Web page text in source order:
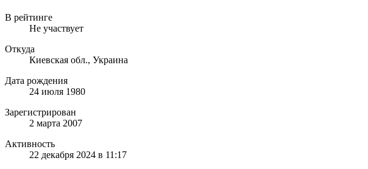
В рейтинге
Не участвует
Откуда
Киевская обл., Украина
Дата рождения
24 июля 1980
Зарегистрирован
2 марта 2007
Активность
22 декабря 2024 в 11:17